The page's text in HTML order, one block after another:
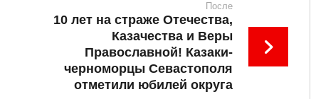
После
10 лет на страже Отечества,
Казачества и Веры
Православной! Казаки-
черноморцы Севастополя
отметили юбилей округа